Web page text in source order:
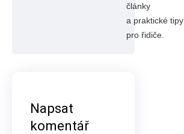
články
a praktické tipy
pro řidiče.
Napsat
komentář